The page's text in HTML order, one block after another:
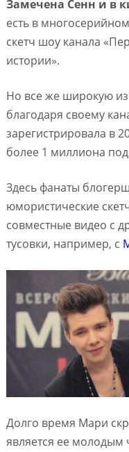
Замечена Сенн и в
есть в
скетч шоу канала
истории».
Но все же широкую
благодаря своему
зарегистрировала в
более 1 миллиона
Здесь фанаты
юмористические
совместные видео с
тусовки, например, с
Долго время Мари
является ее молодым